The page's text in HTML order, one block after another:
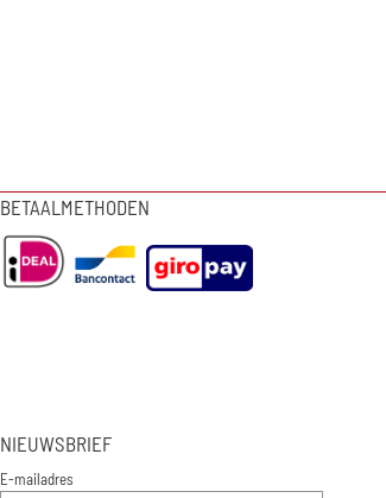
BETAALMETHODEN
NIEUWSBRIEF
E-mailadresVul je e-mailadres in voor de nieuwsbrief